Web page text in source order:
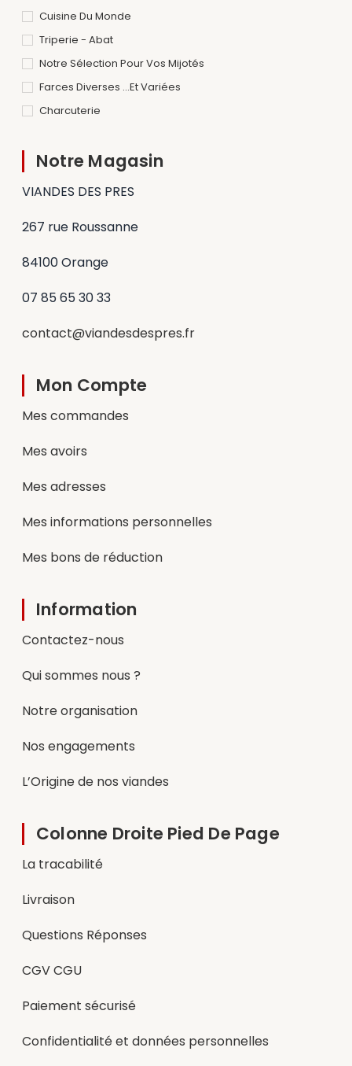
Cuisine Du Monde
Triperie - Abat
Notre Sélection Pour Vos Mijotés
Farces Diverses ...et Variées
Charcuterie
Notre Magasin
VIANDES DES PRES
267 rue Roussanne
84100 Orange
07 85 65 30 33
contact@viandesdespres.fr
Mon Compte
Mes commandes
Mes avoirs
Mes adresses
Mes informations personnelles
Mes bons de réduction
Information
Contactez-nous
Qui sommes nous ?
Notre organisation
Nos engagements
L’Origine de nos viandes
Colonne Droite Pied De Page
La tracabilité
Livraison
Questions Réponses
CGV CGU
Paiement sécurisé
Confidentialité et données personnelles